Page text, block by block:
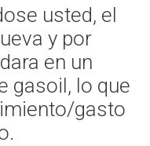
usted, el
y por
en un
gasoil, lo que
gasto